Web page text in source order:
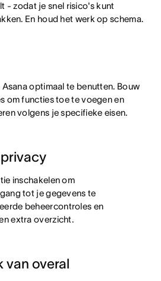
- zodat je snel risico's kunt
En houd het werk op schema.
optimaal te benutten. Bouw
om functies toe te voegen en
volgens je specifieke eisen.
inschakelen om
tot je gegevens te
beheercontroles en
extra overzicht.
van overal